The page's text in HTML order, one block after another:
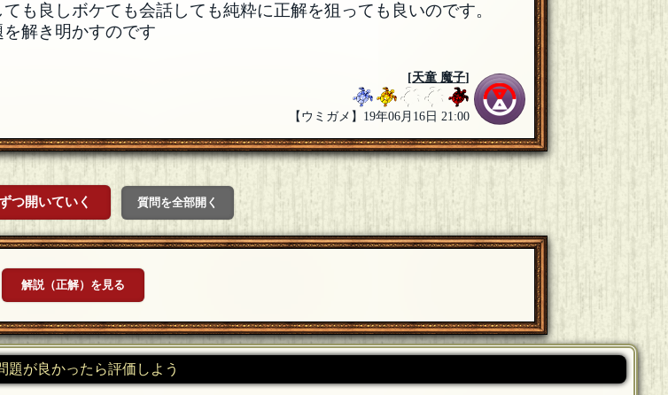
も良しボケても会話しても純粋に正解を狙っても良いのです。
解き明かすのです
[天童 魔子]
【ウミガメ】19年06月16日 21:00
つ開いていく 質問を全部開く
解説（正解）を見る
題が良かったら評価しよう